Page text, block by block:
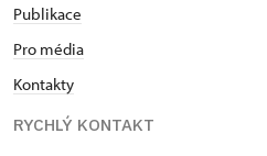
Publikace
Pro média
Kontakty
RYCHLÝ KONTAKT